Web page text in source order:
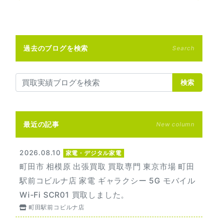
過去のブログを検索 Search
検索
最近の記事 New column
2026.08.10 家電・デジタル家電
町田市 相模原 出張買取 買取専門 東京市場 町田
駅前コビルナ店 家電 ギャラクシー 5G モバイル
Wi-Fi SCR01 買取しました。
町田駅前コビルナ店